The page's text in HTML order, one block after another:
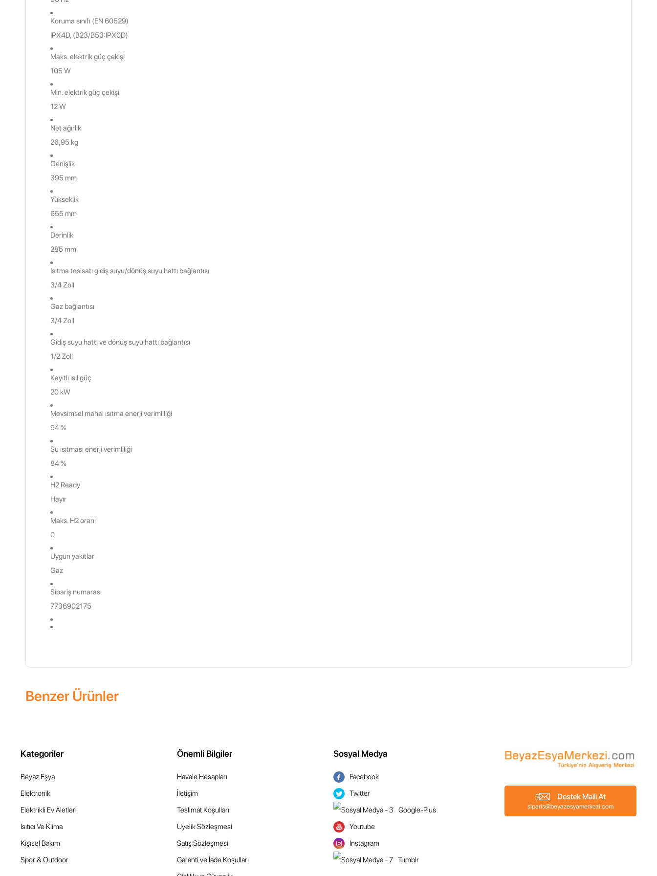
Koruma sınıfı (EN 60529)
IPX4D, (B23/B53:IPX0D)
Maks. elektrik güç çekişi
105 W
Min. elektrik güç çekişi
12 W
Net ağırlık
26,95 kg
Genişlik
395 mm
Yükseklik
655 mm
Derinlik
285 mm
Isıtma tesisatı gidiş suyu/dönüş suyu hattı bağlantısı
3/4 Zoll
Gaz bağlantısı
3/4 Zoll
Gidiş suyu hattı ve dönüş suyu hattı bağlantısı
1/2 Zoll
Kayıtlı ısıl güç
20 kW
Mevsimsel mahal ısıtma enerji verimliliği
94 %
Su ısıtması enerji verimliliği
84 %
H2 Ready
Hayır
Maks. H2 oranı
0
Uygun yakıtlar
Gaz
‌Sipariş numarası
7736902175
Benzer Ürünler
Kategoriler
Beyaz Eşya
Elektronik
Elektrikli Ev Aletleri
Isıtıcı Ve Klima
Kişisel Bakım
Spor & Outdoor
Önemli Bilgiler
Havale Hesapları
İletişim
Teslimat Koşulları
Üyelik Sözleşmesi
Satış Sözleşmesi
Garanti ve İade Koşulları
Sosyal Medya
Facebook
Twitter
Google-Plus
Youtube
Instagram
Tumblr
Destek Maili At
siparis@beyazesyamerkezi.com